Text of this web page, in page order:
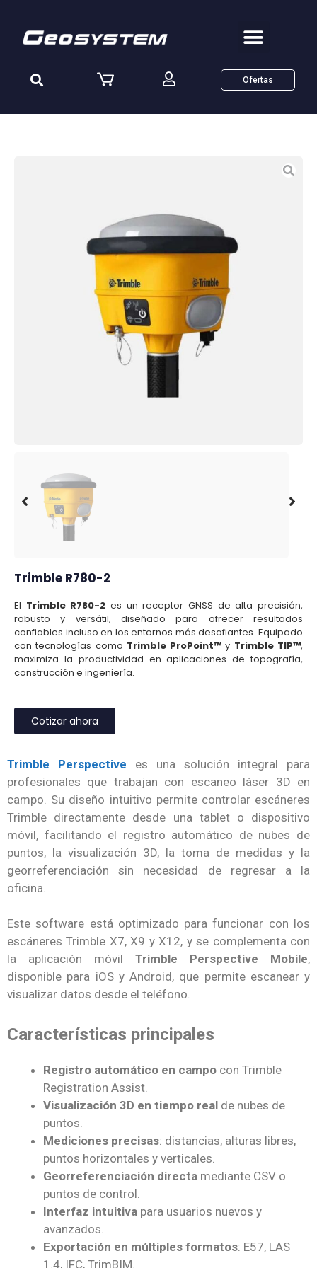
Ofertas
Trimble R780-2
El Trimble R780-2 es un receptor GNSS de alta precisión,
robusto y versátil, diseñado para ofrecer resultados
confiables incluso en los entornos más desafiantes. Equipado
con tecnologías como Trimble ProPoint™ y Trimble TIP™,
maximiza la productividad en aplicaciones de topografía,
construcción e ingeniería.
Cotizar ahora
Trimble Perspective es una solución integral para
profesionales que trabajan con escaneo láser 3D en
campo. Su diseño intuitivo permite controlar escáneres
Trimble directamente desde una tablet o dispositivo
móvil, facilitando el registro automático de nubes de
puntos, la visualización 3D, la toma de medidas y la
georreferenciación sin necesidad de regresar a la
oficina.
Este software está optimizado para funcionar con los
escáneres Trimble X7, X9 y X12, y se complementa con
la aplicación móvil Trimble Perspective Mobile,
disponible para iOS y Android, que permite escanear y
visualizar datos desde el teléfono.
Características principales
Registro automático en campo con Trimble
Registration Assist.
Visualización 3D en tiempo real de nubes de
puntos.
Mediciones precisas: distancias, alturas libres,
puntos horizontales y verticales.
Georreferenciación directa mediante CSV o
puntos de control.
Interfaz intuitiva para usuarios nuevos y
avanzados.
Exportación en múltiples formatos: E57, LAS
1.4, IFC, TrimBIM.